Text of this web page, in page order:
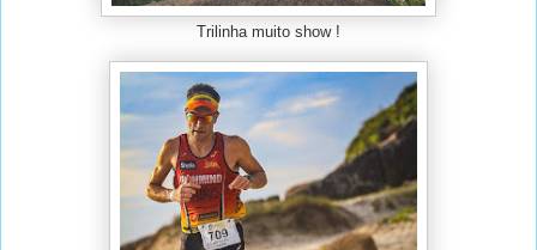
Trilinha muito show !